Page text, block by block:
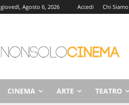
giovedì, Agosto 6, 2026 Accedi Chi Siamo
CINEMA ARTE TEATRO